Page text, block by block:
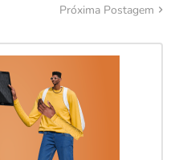
Próxima Postagem